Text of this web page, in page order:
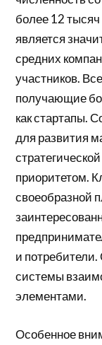
более 12 тысяч
является
средних
участников.
получающие
как стартапы.
для развития
приоритетом.
своеобразной
и
системы
элементами.
Особенное